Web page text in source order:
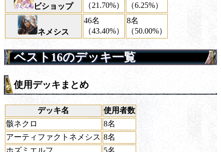
ビショップ
（21.70%）
（6.25%）
ネメシス
46名
（43.40%）
8名
（50.00%）
ベスト16のデッキ一覧
使用デッキまとめ
デッキ名
使用者数
骸ネクロ
8名
アーティファクトネメシス 8名